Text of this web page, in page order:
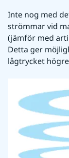
Inte nog med
strömmar vid
(jämför med
Detta ger
lågtrycket